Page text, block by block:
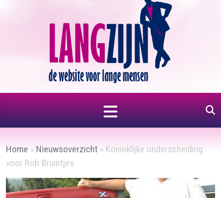
Home » Nieuwsoverzicht » Koninklijke onderscheiding
voor Rob Bruintjes